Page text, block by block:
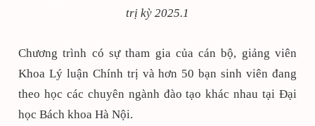
trị kỳ 2025.1
Chương trình có sự tham gia của cán bộ, giảng viên
Khoa Lý luận Chính trị và hơn 50 bạn sinh viên đang
theo học các chuyên ngành đào tạo khác nhau tại Đại
học Bách khoa Hà Nội.